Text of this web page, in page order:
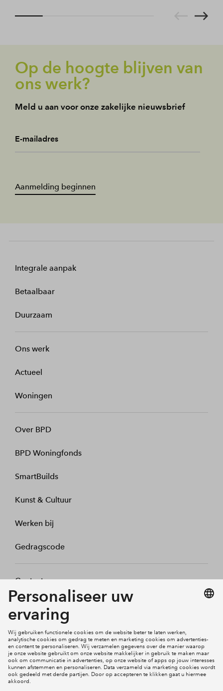
Op de hoogte blijven van
ons werk?
Meld u aan voor onze zakelijke nieuwsbrief
E-mailadres
Aanmelding beginnen
Integrale aanpak
Betaalbaar
Duurzaam
Ons werk
Actueel
Woningen
Over BPD
BPD Woningfonds
SmartBuilds
Kunst & Cultuur
Werken bij
Gedragscode
Contact
Mijn profiel
Social Media